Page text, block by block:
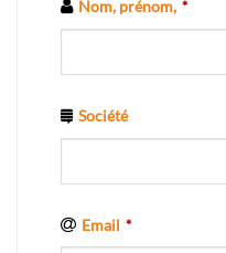
Nom, prénom, *
Société
Email *